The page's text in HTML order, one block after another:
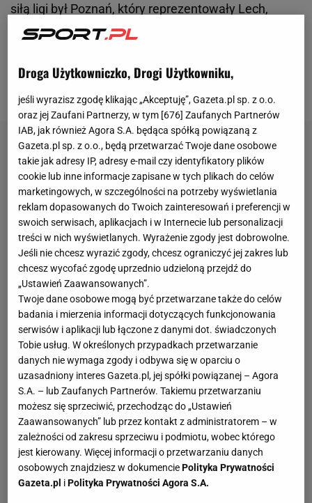
siłą ligi był Poznań, który reprezentowały Lech,
Warta i Olimpia. Teraz zobaczymy krakowski tercet -
zespołami będzie musiało dochodzić do pewnej
Droga Użytkowniczko, Drogi Użytkowniku,
jeśli wyrazisz zgodę klikając „Akceptuję”, Gazeta.pl sp. z o.o.
oraz jej Zaufani Partnerzy, w tym [676] Zaufanych Partnerów
IAB, jak również Agora S.A. będąca spółką powiązaną z
Gazeta.pl sp. z o.o., będą przetwarzać Twoje dane osobowe
takie jak adresy IP, adresy e-mail czy identyfikatory plików
cookie lub inne informacje zapisane w tych plikach do celów
marketingowych, w szczególności na potrzeby wyświetlania
reklam dopasowanych do Twoich zainteresowań i preferencji w
swoich serwisach, aplikacjach i w Internecie lub personalizacji
treści w nich wyświetlanych. Wyrażenie zgody jest dobrowolne.
Jeśli nie chcesz wyrazić zgody, chcesz ograniczyć jej zakres lub
chcesz wycofać zgodę uprzednio udzieloną przejdź do
„Ustawień Zaawansowanych”.
Twoje dane osobowe mogą być przetwarzane także do celów
badania i mierzenia informacji dotyczących funkcjonowania
serwisów i aplikacji lub łączone z danymi dot. świadczonych
Tobie usług. W określonych przypadkach przetwarzanie
danych nie wymaga zgody i odbywa się w oparciu o
uzasadniony interes Gazeta.pl, jej spółki powiązanej – Agora
S.A. – lub Zaufanych Partnerów. Takiemu przetwarzaniu
możesz się sprzeciwić, przechodząc do „Ustawień
Zaawansowanych” lub przez kontakt z administratorem – w
zależności od zakresu sprzeciwu i podmiotu, wobec którego
jest kierowany. Więcej informacji o przetwarzaniu danych
osobowych znajdziesz w dokumenciePolityka Prywatności
Gazeta.pl iPolityka Prywatności Agora S.A.